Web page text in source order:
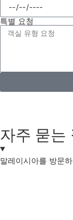
특별 요청
자주 묻는
말레이시아를 방문